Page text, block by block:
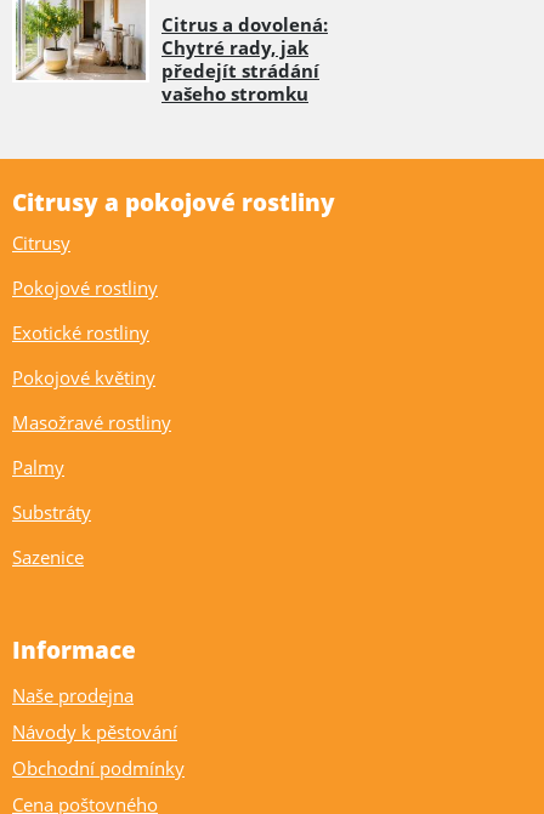
Citrus a dovolená:
Chytré rady, jak
předejít strádání
vašeho stromku
Citrusy a pokojové rostliny
Citrusy
Pokojové rostliny
Exotické rostliny
Pokojové květiny
Masožravé rostliny
Palmy
Substráty
Sazenice
Informace
Naše prodejna
Návody k pěstování
Obchodní podmínky
Cena poštovného